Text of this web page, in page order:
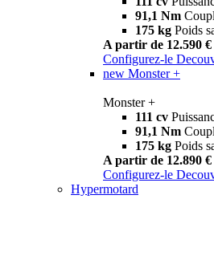
91,1 Nm
175 kg Poids
A partir de 12.590 €
Configurez-le
new Monster +
Monster +
111 cv
91,1 Nm
175 kg Poids
A partir de 12.890 €
Configurez-le
Hypermotard